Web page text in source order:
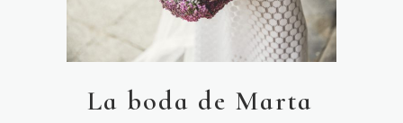
La boda de Marta